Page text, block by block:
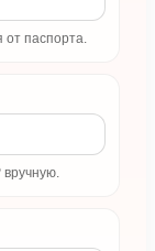
паспорта.